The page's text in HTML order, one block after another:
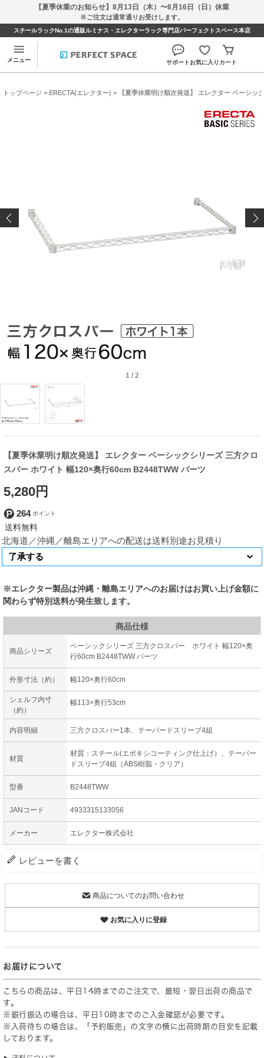
【夏季休業のお知らせ】8月13日（木）〜8月16日（日）休業
※ご注文は通常通りお受けします。
スチールラックNo.1の通販ルミナス・エレクターラック専門店パーフェクトスペース本店
メニュー サポートお気に入り カート
トップページ > ERECTA(エレクター) > 【夏季休業明け順次発送】 エレクター ベーシッ
1/ 2
【夏季休業明け順次発送】 エレクター ベーシックシリーズ 三方クロ
スバー ホワイト 幅120×奥行60cm B2448TWW パーツ
5,280円
264
北海道／沖縄／離島エリアへの配送は送料別途お見積り
※エレクター製品は沖縄・離島エリアへのお届けはお買い上げ金額に
関わらず特別送料が発生致します。
商品仕様
商品シリーズ
ベーシックシリーズ 三方クロスバー ホワイト 幅120×奥
行60cm B2448TWW パーツ
外形寸法（約） 幅120×奥行60cm
シェルフ内寸
（約）
幅113×奥行53cm
内容明細 三方クロスバー1本、テーパードスリーブ4組
材質
材質：スチール(エポキシコーティング仕上げ）、テーパー
ドスリーブ4組（ABS樹脂・クリア）
型番 B2448TWW
JANコード 4933315133056
メーカー エレクター株式会社
レビューを書く
商品についてのお問い合わせ
お気に入りに登録